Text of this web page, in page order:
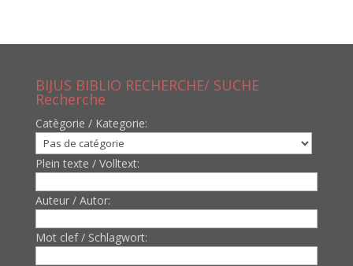
BIJUS BIBLIO RECHERCHE/ SUCHE
Recherche
Catègorie / Kategorie:
Plein texte / Volltext:
Auteur / Autor:
Mot clef / Schlagwort: